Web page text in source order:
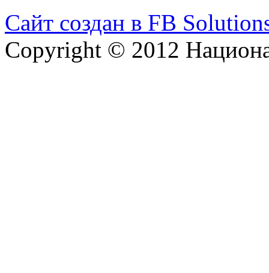
Сайт создан в FB
Copyright © 2012